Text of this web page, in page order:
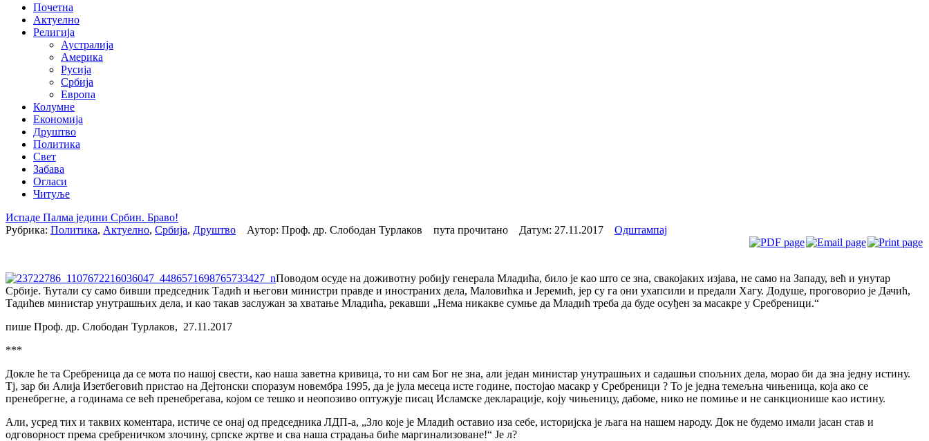
Почетна
Актуелно
Религија
Аустралија
Америка
Русија
Србија
Европа
Колумне
Економија
Друштво
Политика
Свет
Забава
Огласи
Читуље
Испаде Палма једини Србин. Браво!
Рубрика: Политика, Актуелно, Србија, Друштво Аутор: Проф. др. Слободан Турлаков пута прочитано Датум: 27.11.2017 Одштампај
Поводом осуде на доживотну робију генерала Младића, било је као што се зна, свакојаких изјава, не само на Западу, већ и унутар
Србије. Ћутали су само бивши председник Тадић и његови министри правде и иностраних дела, Маловићка и Јеремић, јер су га они ухапсили и предали Хагу. Додуше, проговорио је Дачић,
Тадићев министар унутрашњих дела, и као такав заслужан за хватање Младића, рекавши „Нема никакве сумње да Младић треба да буде осуђен за масакре у Сребреници.“
пише Проф. др. Слободан Турлаков, 27.11.2017
***
Докле ће та Сребреница да се мота по нашој свести, као наша заветна кривица, то ни сам Бог не зна, али један министар унутрашњих и садашњи спољних дела, морао би да зна једну истину.
Тј, зар би Алија Изетбеговић пристао на Дејтонски споразум новембра 1995, да је јула месеца исте године, постојао масакр у Сребреници ? То је једна темељна чињеница, која ако се
пренебрегне, а годинама се већ пренебрегава, којом се тешко и неопозиво оптужује писац Исламске декларације, кoју чињеницу, дабоме, нико не помиње и не сaнкционише као истину.
Али, усред тих и таквих коментара, истиче се онај од председника ЛДП-а, „Зло које је Младић оставио иза себе, историјска је љага на нашем народу. Док не будемо имали јасан став и
одговорност према сребреничком злочину, српске жртве и сва наша страдања биће маргинализоване!“ Је л?